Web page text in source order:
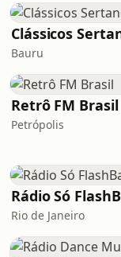
Clássicos
Bauru
Retrô FM Brasil
Petrópolis
Rádio Só
Rio de Janeiro